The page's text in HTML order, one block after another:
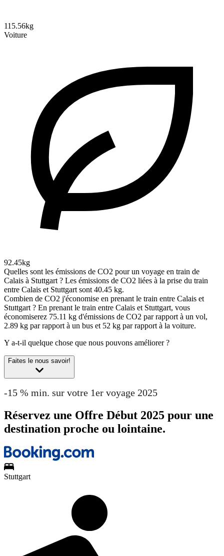
115.56kg
Voiture
92.45kg
Quelles sont les émissions de CO2 pour un voyage en train de
Calais à Stuttgart ? Les émissions de CO2 liées à la prise du train
entre Calais et Stuttgart sont 40.45 kg.
Combien de CO2 j'économise en prenant le train entre Calais et
Stuttgart ? En prenant le train entre Calais et Stuttgart, vous
économiserez 75.11 kg d'émissions de CO2 par rapport à un vol,
2.89 kg par rapport à un bus et 52 kg par rapport à la voiture.
Y a-t-il quelque chose que nous pouvons améliorer ?
Faites le nous savoir!
-15 % min. sur votre 1er voyage 2025
Réservez une Offre Début 2025 pour une
destination proche ou lointaine.
Stuttgart